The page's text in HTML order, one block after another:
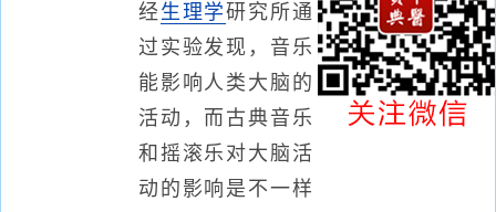
经生理学研究所通
过实验发现，音乐
能影响人类大脑的
活动，而古典音乐
和摇滚乐对大脑活
动的影响是不一样